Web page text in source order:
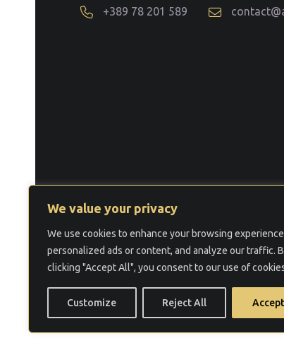
We value your privacy
We use cookies to enhance your browsing
personalized ads or content, and analyze our traffic.
clicking "Accept All", you consent to our use of
Customize Reject All
+389 78 201 589
© 2026 Law Firm ALME
Услови за користење
Политика за